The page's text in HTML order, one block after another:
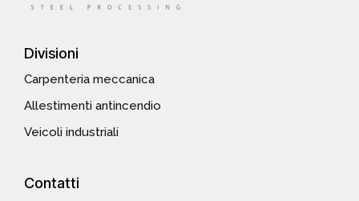
Divisioni
Carpenteria meccanica
Allestimenti antincendio
Veicoli industriali
Contatti